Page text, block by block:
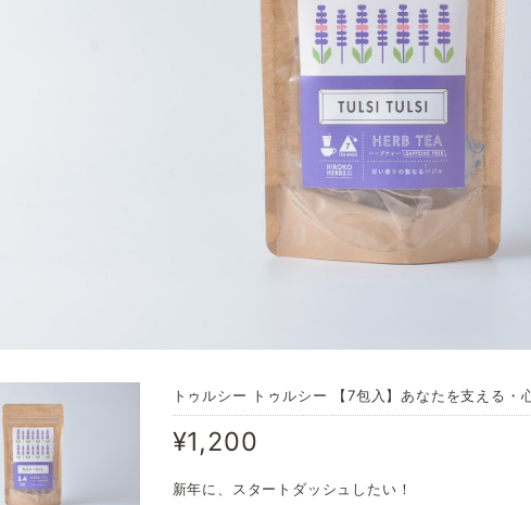
トゥルシー トゥルシー 【7包入】あなたを支える・
¥1,200
新年に、スタートダッシュしたい！